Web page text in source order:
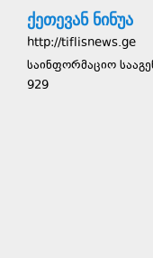
ქეთევან ნინუა
http://tiflisnews.ge
საინფორმაციო
929